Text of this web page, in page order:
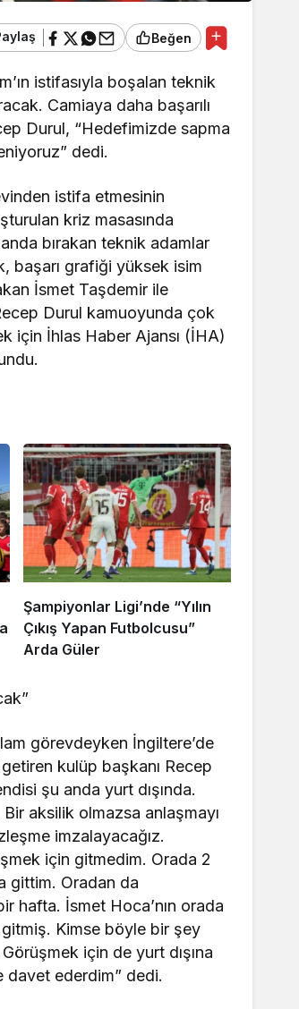
Beğen
istifasıyla boşalan teknik
Camiaya daha başarılı
Durul, “Hedefimizde sapma
dedi.
istifa etmesinin
kriz masasında
bırakan teknik adamlar
başarı grafiği yüksek isim
İsmet Taşdemir ile
Durul kamuoyunda çok
için İhlas Haber Ajansı (İHA)
Şampiyonlar Ligi’nde “Yılın
Çıkış Yapan Futbolcusu”
Arda Güler
görevdeyken İngiltere’de
kulüp başkanı Recep
şu anda yurt dışında.
aksilik olmazsa anlaşmayı
imzalayacağız.
için gitmedim. Orada 2
gittim. Oradan da
hafta. İsmet Hoca’nın orada
Kimse böyle bir şey
için de yurt dışına
davet ederdim” dedi.